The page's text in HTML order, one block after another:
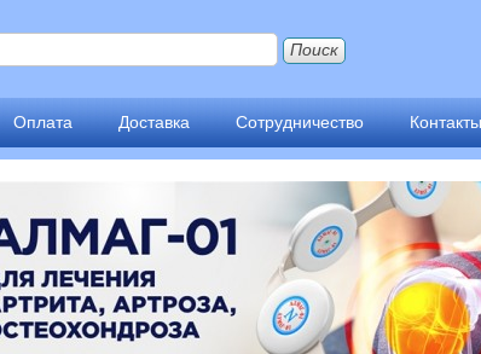
Оплата Доставка Сотрудничество Контакты